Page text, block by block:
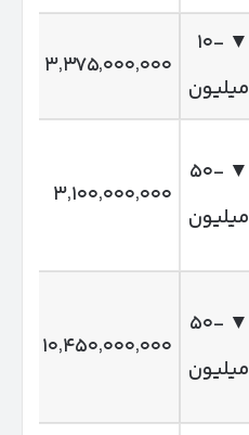
▼ -۱۰
میلیون
۳٬۳۷۵٬۰۰۰٬۰۰۰
▼ -۵۰
میلیون
۳٬۱۰۰٬۰۰۰٬۰۰۰
▼ -۵۰
میلیون
۱۰٬۴۵۰٬۰۰۰٬۰۰۰